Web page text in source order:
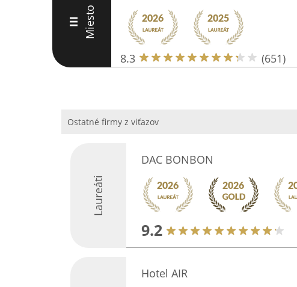
III Miesto
8.3 (651)
Ostatné firmy z viťazov
Laureáti
DAC BONBON
9.2
Hotel AIR